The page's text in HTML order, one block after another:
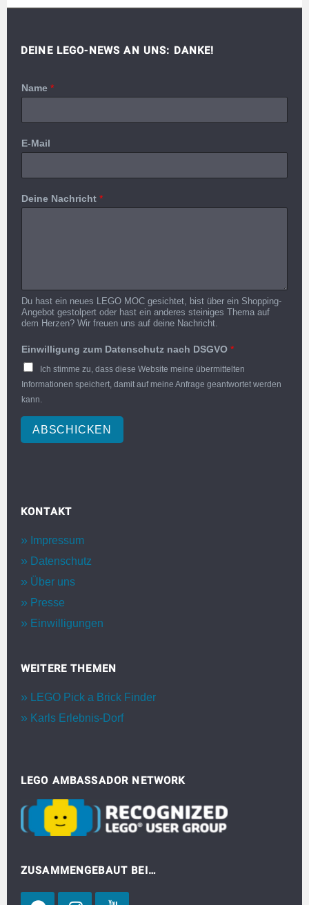
DEINE LEGO-NEWS AN UNS: DANKE!
Name *
E-Mail
Deine Nachricht *
Du hast ein neues LEGO MOC gesichtet, bist über ein Shopping-
Angebot gestolpert oder hast ein anderes steiniges Thema auf
dem Herzen? Wir freuen uns auf deine Nachricht.
Einwilligung zum Datenschutz nach DSGVO *
Ich stimme zu, dass diese Website meine übermittelten
Informationen speichert, damit auf meine Anfrage geantwortet werden
kann.
ABSCHICKEN
KONTAKT
Impressum
Datenschutz
Über uns
Presse
Einwilligungen
WEITERE THEMEN
LEGO Pick a Brick Finder
Karls Erlebnis-Dorf
LEGO AMBASSADOR NETWORK
ZUSAMMENGEBAUT BEI…